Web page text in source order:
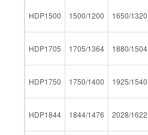
HDP1500 1500/1200 1650/1320
HDP1705 1705/1364 1880/1504
HDP1750 1750/1400 1925/1540
HDP1844 1844/1476 2028/1622